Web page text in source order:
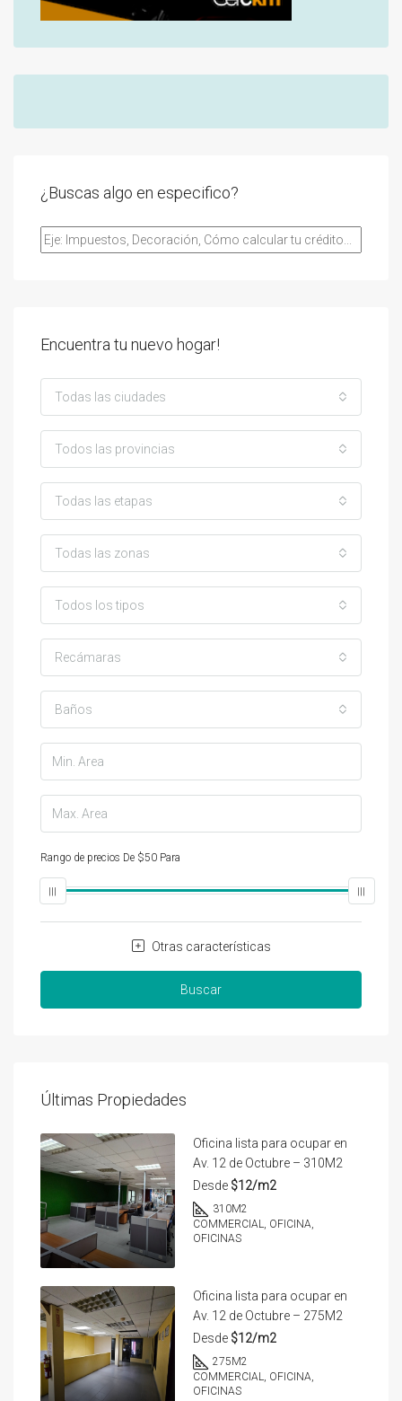
¿Buscas algo en especifico?
Encuentra tu nuevo hogar!
Todas las ciudades
Todos las provincias
Todas las etapas
Todas las zonas
Todos los tipos
Recámaras
Baños
Rango de precios De $50 Para
Otras características
Buscar
Últimas Propiedades
Oficina lista para ocupar en
Av. 12 de Octubre – 310M2
Desde $12/m2
310M2
COMMERCIAL, OFICINA,
OFICINAS
Oficina lista para ocupar en
Av. 12 de Octubre – 275M2
Desde $12/m2
275M2
COMMERCIAL, OFICINA,
OFICINAS